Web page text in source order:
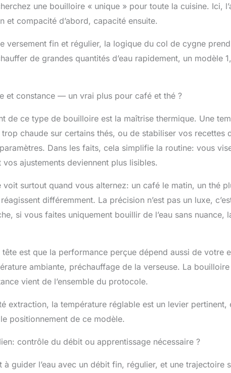
café à la maison ou un barista professionnel
animé, notre bouilloire contrôlée par la
encore, c'est l'outil ultime pour élever votre jeu
n'importe quelle scène
une bouilloire « unique » pour toute la cuisine. Ici,
et compacité d’abord, capacité ensuite.
versement fin et régulier, la logique du col de cygne
de grandes quantités d’eau rapidement, un modèle
et constance — un vrai plus pour café et thé ?
de ce type de bouilloire est la maîtrise thermique. Une
trop chaude sur certains thés, ou de stabiliser vos recettes
Dans les faits, cela simplifie la routine: vous
ajustements deviennent plus lisibles.
voit surtout quand vous alternez: un café le matin, un thé
différemment. La précision n’est pas un luxe,
si vous faites uniquement bouillir de l’eau sans nuance,
est que la performance perçue dépend aussi de votre
ambiante, préchauffage de la verseuse. La
vient de l’ensemble du protocole.
extraction, la température réglable est un levier pertinent,
positionnement de ce modèle.
contrôle du débit ou apprentissage nécessaire ?
guider l’eau avec un débit fin, régulier, et une trajectoire